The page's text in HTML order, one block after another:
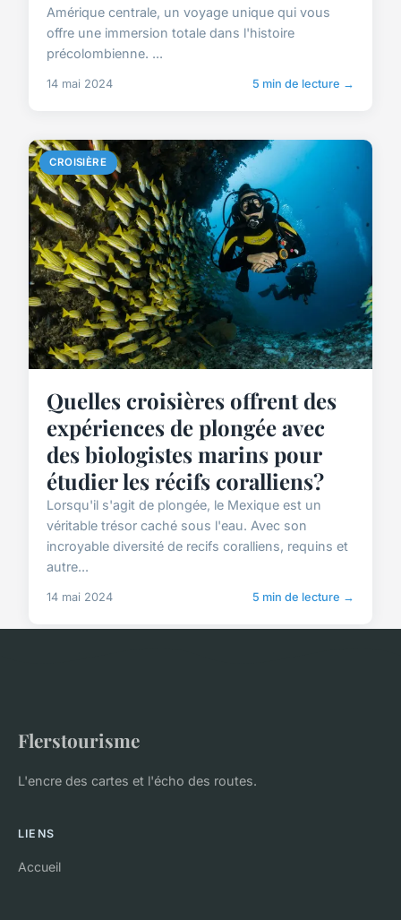
Amérique centrale, un voyage unique qui vous
offre une immersion totale dans l'histoire
précolombienne. ...
14 mai 2024 5 min de lecture →
CROISIÈRE
Quelles croisières offrent des
expériences de plongée avec
des biologistes marins pour
étudier les récifs coralliens?
Lorsqu'il s'agit de plongée, le Mexique est un
véritable trésor caché sous l'eau. Avec son
incroyable diversité de recifs coralliens, requins et
autre...
14 mai 2024 5 min de lecture →
Flerstourisme
L'encre des cartes et l'écho des routes.
LIENS
Accueil